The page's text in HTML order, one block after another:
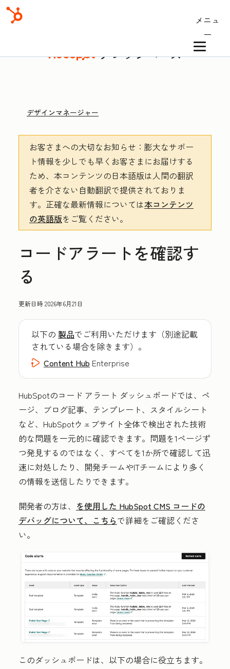
メニュ
ー
ナレッジベース
デザインマネージャー
お客さまへの大切なお知らせ ：膨大なサポー
ト情報を少しでも早くお客さまにお届けする
ため、本コンテンツの日本語版は人間の翻訳
者を介さない自動翻訳で提供されておりま
す。 正確な最新情報については本コンテンツ
の英語版をご覧ください。
コードアラートを確認す
る
更新日時2026年6月21日
以下の 製品でご利用いただけます（別途記載
されている場合を除きます）。
Content Hub Enterprise
HubSpotのコード アラート ダッシュボードでは、ペ
ージ、ブログ記事、テンプレート、スタイルシート
など、HubSpotウェブサイト全体で検出された技術
的な問題を一元的に確認できます。問題を1ページず
つ発見するのではなく、すべてを1か所で確認して迅
速に対処したり、開発チームやITチームにより多く
の情報を送信したりできます。
開発者の方は、 を使用した HubSpot CMS コードの
デバッグについて、こちらで詳細をご確認くださ
い。
このダッシュボードは、以下の場合に役立ちます。